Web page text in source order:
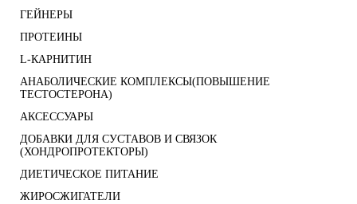
ГЕЙНЕРЫ
ПРОТЕИНЫ
L-КАРНИТИН
АНАБОЛИЧЕСКИЕ КОМПЛЕКСЫ(ПОВЫШЕНИЕ
ТЕСТОСТЕРОНА)
АКСЕССУАРЫ
ДОБАВКИ ДЛЯ СУСТАВОВ И СВЯЗОК
(ХОНДРОПРОТЕКТОРЫ)
ДИЕТИЧЕСКОЕ ПИТАНИЕ
ЖИРОСЖИГАТЕЛИ